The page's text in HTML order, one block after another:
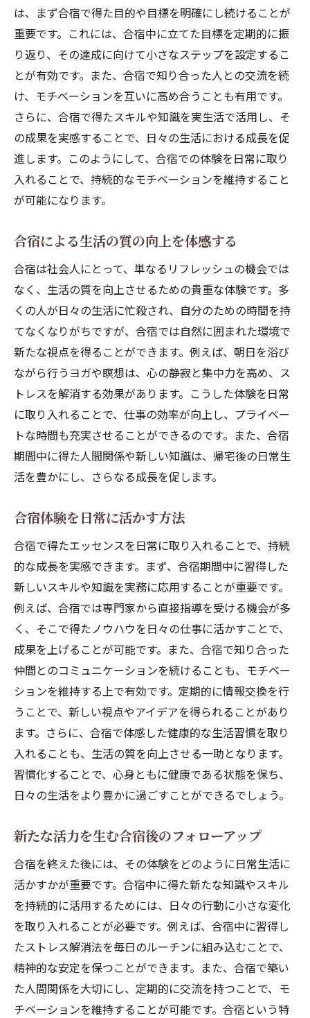
は、まず合宿で得た目的や目標を明確にし続けることが
重要です。これには、合宿中に立てた目標を定期的に振
り返り、その達成に向けて小さなステップを設定するこ
とが有効です。また、合宿で知り合った人との交流を続
け、モチベーションを互いに高め合うことも有用です。
さらに、合宿で得たスキルや知識を実生活で活用し、そ
の成果を実感することで、日々の生活における成長を促
進します。このようにして、合宿での体験を日常に取り
入れることで、持続的なモチベーションを維持すること
が可能になります。
合宿による生活の質の向上を体感する
合宿は社会人にとって、単なるリフレッシュの機会では
なく、生活の質を向上させるための貴重な体験です。多
くの人が日々の生活に忙殺され、自分のための時間を持
てなくなりがちですが、合宿では自然に囲まれた環境で
新たな視点を得ることができます。例えば、朝日を浴び
ながら行うヨガや瞑想は、心の静寂と集中力を高め、ス
トレスを解消する効果があります。こうした体験を日常
に取り入れることで、仕事の効率が向上し、プライベー
トな時間も充実させることができるのです。また、合宿
期間中に得た人間関係や新しい知識は、帰宅後の日常生
活を豊かにし、さらなる成長を促します。
合宿体験を日常に活かす方法
合宿で得たエッセンスを日常に取り入れることで、持続
的な成長を実感できます。まず、合宿期間中に習得した
新しいスキルや知識を実務に応用することが重要です。
例えば、合宿では専門家から直接指導を受ける機会が多
く、そこで得たノウハウを日々の仕事に活かすことで、
成果を上げることが可能です。また、合宿で知り合った
仲間とのコミュニケーションを続けることも、モチベー
ションを維持する上で有効です。定期的に情報交換を行
うことで、新しい視点やアイデアを得られることがあり
ます。さらに、合宿で体感した健康的な生活習慣を取り
入れることも、生活の質を向上させる一助となります。
習慣化することで、心身ともに健康である状態を保ち、
日々の生活をより豊かに過ごすことができるでしょう。
新たな活力を生む合宿後のフォローアップ
合宿を終えた後には、その体験をどのように日常生活に
活かすかが重要です。合宿中に得た新たな知識やスキル
を持続的に活用するためには、日々の行動に小さな変化
を取り入れることが必要です。例えば、合宿中に習得し
たストレス解消法を毎日のルーチンに組み込むことで、
精神的な安定を保つことができます。また、合宿で築い
た人間関係を大切にし、定期的に交流を持つことで、モ
チベーションを維持することが可能です。合宿という特